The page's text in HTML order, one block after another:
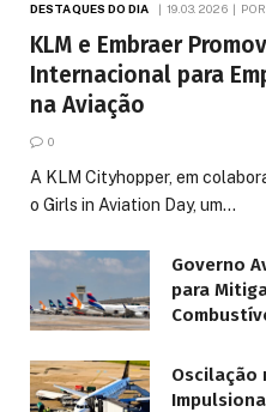
DESTAQUES DO DIA 19.03.2026 POR
KLM e Embraer
Internacional para
na Aviação
0
A KLM Cityhopper, em
o Girls in Aviation Day, um…
Governo
para
Oscilação